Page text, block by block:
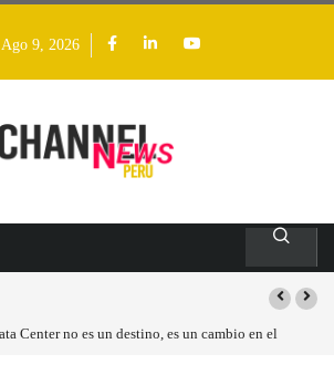
Ago 9, 2026
Los ingresos por semiconductores aumentarán